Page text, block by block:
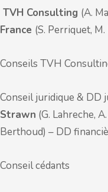
TVH Consulting (A.
France (S. Perriquet,
Conseils TVH
Conseil juridique & DD
Strawn (G. Lahreche,
Berthoud) – DD
Conseil cédants